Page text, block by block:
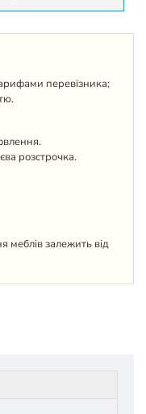
перевізника;
розстрочка.
меблів залежить від